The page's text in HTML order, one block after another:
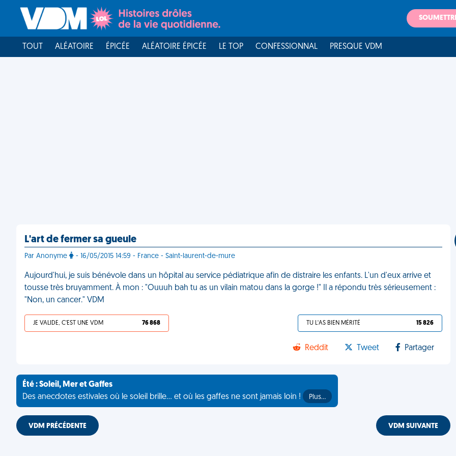
TOUT ALÉATOIRE ÉPICÉE ALÉATOIRE ÉPICÉE LE TOP CONFESSIONNAL PRESQUE VDM
L'art de fermer sa gueule
Par Anonyme - 16/05/2015 14:59 - France - Saint-laurent-de-mure
Aujourd'hui, je suis bénévole dans un hôpital au service pédiatrique afin de distraire les enfants. L'un d'eux arrive et
tousse très bruyamment. À mon : "Ouuuh bah tu as un vilain matou dans la gorge !" Il a répondu très sérieusement :
"Non, un cancer." VDM
JE VALIDE, C'EST UNE VDM 76 868 TU L'AS BIEN MÉRITÉ 15 826
Reddit Tweet Partager
Été : Soleil, Mer et Gaffes
Des anecdotes estivales où le soleil brille... et où les gaffes ne sont jamais loin !
Plus…
VDM PRÉCÉDENTE VDM SUIVANTE